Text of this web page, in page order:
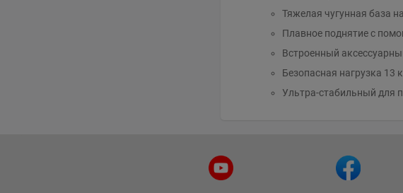
Тяжелая чугунная база
Плавное поднятие с
Встроенный
Безопасная нагрузка 13
Ультра-стабильный для